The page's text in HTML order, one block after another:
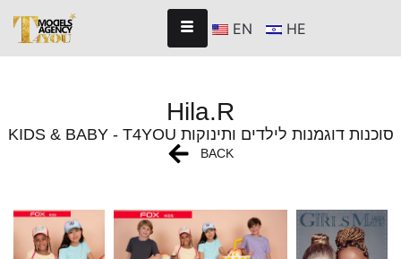
EN HE
Hila.R
KIDS & BABY - T4YOU סוכנות דוגמנות לילדים ותינוקות
BACK